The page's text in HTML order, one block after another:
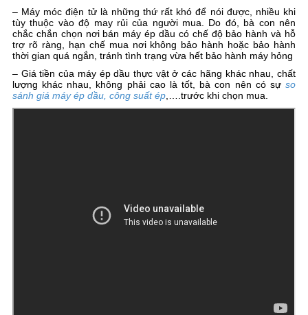
– Máy móc điện tử là những thứ rất khó để nói được, nhiều khi
tùy thuộc vào độ may rủi của người mua. Do đó, bà con nên
chắc chắn chọn nơi bán máy ép dầu có chế độ bảo hành và hỗ
trợ rõ ràng, hạn chế mua nơi không bảo hành hoặc bảo hành
thời gian quá ngắn, tránh tình trạng vừa hết bảo hành máy hỏng
– Giá tiền của máy ép dầu thực vật ở các hãng khác nhau, chất
lượng khác nhau, không phải cao là tốt, bà con nên có sự so
sánh giá máy ép dầu, công suất ép ,….trước khi chọn mua.